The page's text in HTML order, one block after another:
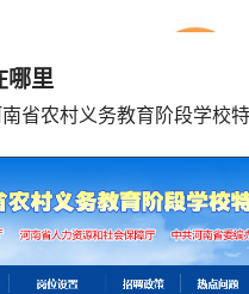
哪里
省农村义务教育阶段学校